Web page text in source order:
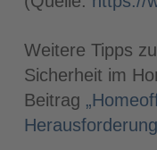
Weitere Tipps
Sicherheit im
Beitrag